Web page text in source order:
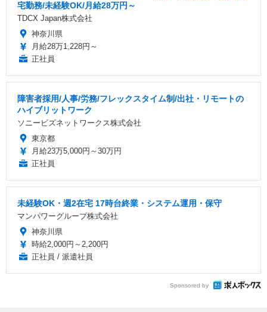
宅勤務/未経験OK/月給28万円～
TDCX Japan株式会社
神奈川県
月給28万1,228円～
正社員
障害者採用/人事/労務/フレックスタイム制/出社・リモートの
ハイブリットワーク
ソニービズネットワークス株式会社
東京都
月給23万5,000円～30万円
正社員
未経験OK・週2在宅 17時台終業・システム運用・保守
マンパワーグループ株式会社
神奈川県
時給2,000円～2,200円
正社員 / 派遣社員
Sponsored by